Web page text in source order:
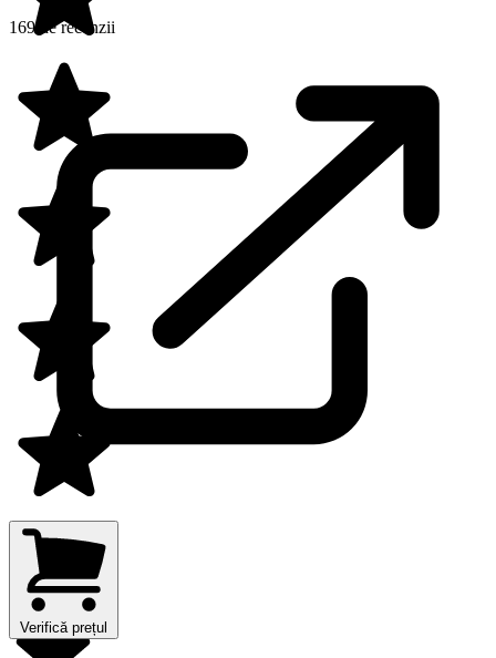
169 de recenzii
Verifică prețul